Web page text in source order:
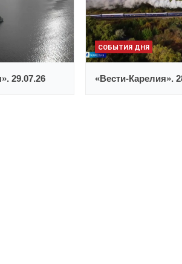
29.07.26
СОБЫТИЯ ДНЯ
«Вести-Карелия».